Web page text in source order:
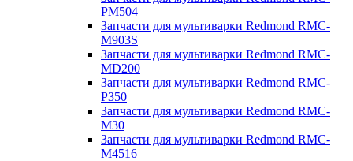
PM504
Запчасти для мультиварки Redmond RMC-
M903S
Запчасти для мультиварки Redmond RMC-
MD200
Запчасти для мультиварки Redmond RMC-
P350
Запчасти для мультиварки Redmond RMC-
M30
Запчасти для мультиварки Redmond RMC-
M4516